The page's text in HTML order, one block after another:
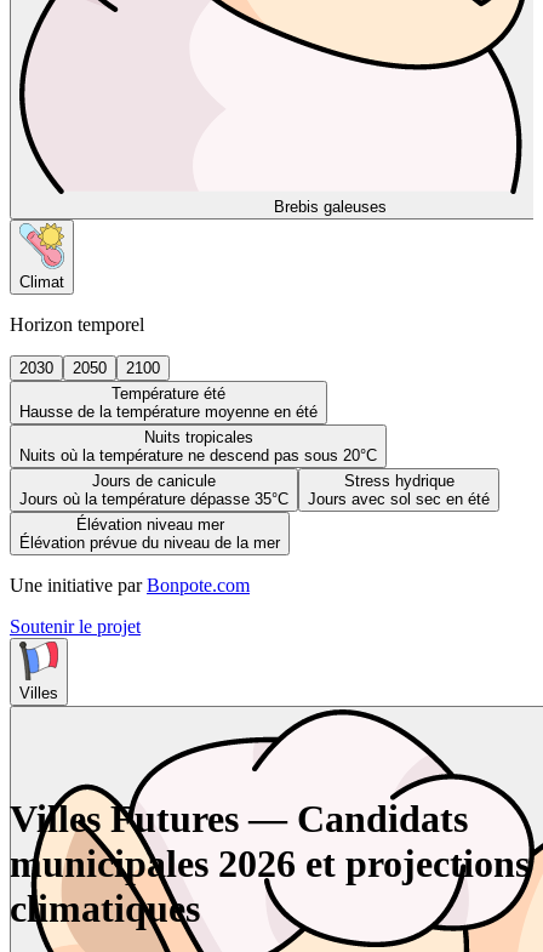
Brebis galeuses
Climat
Horizon temporel
2030 2050
2100
Température été
Hausse de la température moyenne en été
Nuits tropicales
Nuits où la température ne descend pas sous 20°C
Jours de canicule
Jours où la température dépasse 35°C
Stress hydrique
Jours avec sol sec en été
Élévation niveau mer
Élévation prévue du niveau de la mer
Une initiative par Bonpote.com
Soutenir le projet
Villes
Villes Futures — Candidats
municipales 2026 et projections
climatiques